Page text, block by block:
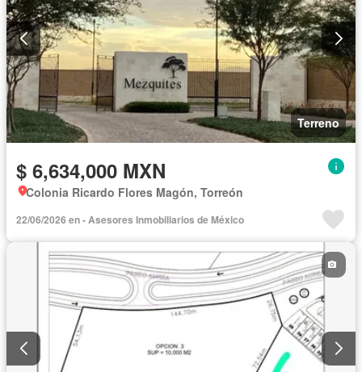
Terreno
$ 6,634,000 MXN
Colonia Ricardo Flores Magón, Torreón
22/06/2026 en - Asesores Inmobiliarios de México